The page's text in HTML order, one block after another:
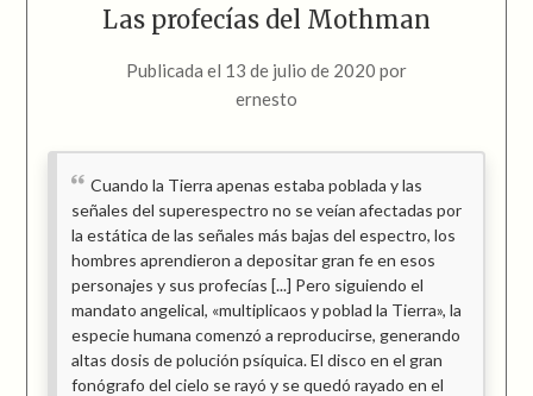
Las profecías del Mothman
Publicada el 13 de julio de 2020 por
ernesto
Cuando la Tierra apenas estaba poblada y las
señales del superespectro no se veían afectadas por
la estática de las señales más bajas del espectro, los
hombres aprendieron a depositar gran fe en esos
personajes y sus profecías [...] Pero siguiendo el
mandato angelical, «multiplicaos y poblad la Tierra», la
especie humana comenzó a reproducirse, generando
altas dosis de polución psíquica. El disco en el gran
fonógrafo del cielo se rayó y se quedó rayado en el